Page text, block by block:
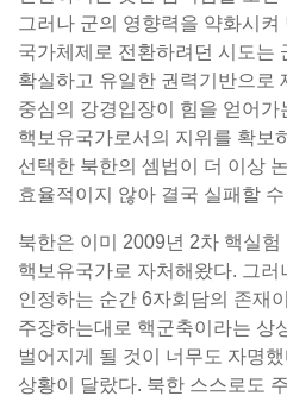
그러나 군의 영향력을 약화시켜
국가체제로 전환하려던 시도는
확실하고 유일한 권력기반으로
중심의 강경입장이 힘을 얻어
핵보유국가로서의 지위를 확보
선택한 북한의 셈법이 더 이상
효율적이지 않아 결국 실패할
북한은 이미 2009년 2차 핵실험
핵보유국가로 자처해왔다. 그러
인정하는 순간 6자회담의 존재
주장하는대로 핵군축이라는 상
벌어지게 될 것이 너무도 자명
상황이 달랐다. 북한 스스로도